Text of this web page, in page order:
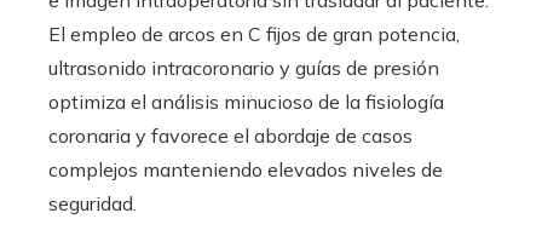
El empleo de arcos en C fijos de gran potencia,
ultrasonido intracoronario y guías de presión
optimiza el análisis minucioso de la fisiología
coronaria y favorece el abordaje de casos
complejos manteniendo elevados niveles de
seguridad.